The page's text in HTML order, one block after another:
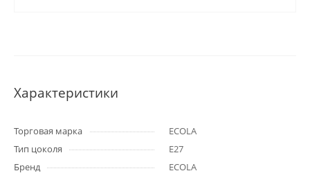
Характеристики
Торговая марка
ECOLA
Тип цоколя
E27
Бренд
ECOLA